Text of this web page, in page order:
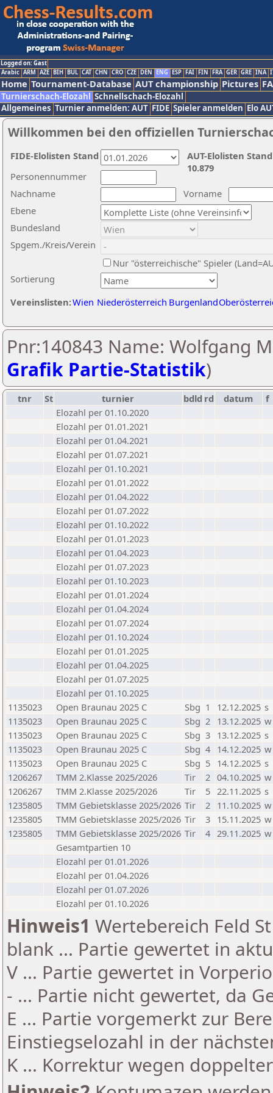
Logged on: Gast
Arabic ARM AZE BIH BUL CAT CHN CRO CZE DEN ENG ESP FAI FIN FRA GER GRE INA
Home Tournament-Database AUT championship Pictures
Turnierschach-Elozahl Schnellschach-Elozahl
Allgemeines Turnier anmelden: AUT FIDE Spieler anmelden Elo
Willkommen bei den offiziellen
Nachname
Vorname
Ebene
Sortierung
Personennummer
Bundesland
Spgem./Kreis/Verein
Nur "österreichische" Spieler
Vereinslisten:Wien Niederösterreich Burgenland
AUT-Elolisten
10.879
FIDE-Elolisten Stand
Pnr:140843 Name: Wolfgang
Grafik Partie-Statistik)
tnr St turnier bdld rd datum
f
Elozahl per 01.10.2020
Elozahl per 01.01.2021
Elozahl per 01.04.2021
Elozahl per 01.07.2021
Elozahl per 01.10.2021
Elozahl per 01.01.2022
Elozahl per 01.04.2022
Elozahl per 01.07.2022
Elozahl per 01.10.2022
Elozahl per 01.01.2023
Elozahl per 01.04.2023
Elozahl per 01.07.2023
Elozahl per 01.10.2023
Elozahl per 01.01.2024
Elozahl per 01.04.2024
Elozahl per 01.07.2024
Elozahl per 01.10.2024
Elozahl per 01.01.2025
Elozahl per 01.04.2025
Elozahl per 01.07.2025
Elozahl per 01.10.2025
1135023
Open Braunau 2025 C Sbg 1 12.12.2025 s
1135023
Open Braunau 2025 C Sbg 2 13.12.2025 w
1135023
Open Braunau 2025 C Sbg 3 13.12.2025 s
1135023
Open Braunau 2025 C Sbg 4 14.12.2025 w
1135023
Open Braunau 2025 C Sbg 5 14.12.2025 s
1206267
TMM 2.Klasse 2025/2026 Tir 2 04.10.2025 w
1206267
TMM 2.Klasse 2025/2026 Tir 5 22.11.2025 s
1235805
TMM Gebietsklasse 2025/2026 Tir 2 11.10.2025 w
1235805
TMM Gebietsklasse 2025/2026 Tir 3 15.11.2025 w
1235805
TMM Gebietsklasse 2025/2026 Tir 4 29.11.2025 w
Gesamtpartien 10
Elozahl per 01.01.2026
Elozahl per 01.04.2026
Elozahl per 01.07.2026
Elozahl per 01.10.2026
Hinweis1 Wertebereich Feld
blank ... Partie gewertet in
V ... Partie gewertet in
- ... Partie nicht gewertet, da
E ... Partie vorgemerkt zur
Einstiegselozahl in der
K ... Korrektur wegen